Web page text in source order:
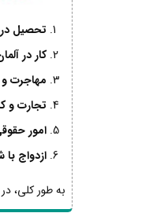
تحصیل در
کار در
مهاجرت
تجارت و
امور
ازدواج با
به طور کلی،